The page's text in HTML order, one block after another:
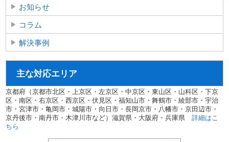
お知らせ
コラム
解決事例
主な対応エリア
京都府（京都市北区・上京区・左京区・中京区・東山区・山科区・下京
区・南区・右京区・西京区・伏見区・福知山市・舞鶴市・綾部市・宇治
市・宮津市・亀岡市・城陽市・向日市・長岡京市・八幡市・京田辺市・
京丹後市・南丹市・木津川市など）滋賀県・大阪府・兵庫県詳細はこ
ちら